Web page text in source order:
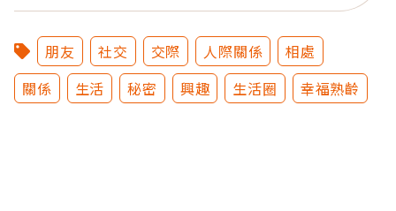
朋友 社交 交際 人際關係
相處
關係
生活 秘密 興趣 生活圈 幸福熟齡